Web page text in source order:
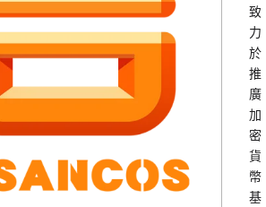
致
力
於
推
廣
加
密
貨
幣
基